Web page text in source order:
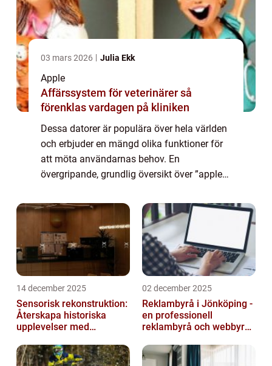
03 mars 2026 Julia Ekk
Apple
Affärssystem för veterinärer så
förenklas vardagen på kliniken
Dessa datorer är populära över hela världen
och erbjuder en mängd olika funktioner för
att möta användarnas behov. En
övergripande, grundlig översikt över ”apple
tillverkas av det amerikanska te...
14 december 2025
Sensorisk rekonstruktion:
Återskapa historiska
upplevelser med
02 december 2025
Reklambyrå i Jönköping -
en professionell
reklambyrå och webbyrå
kommunikati...